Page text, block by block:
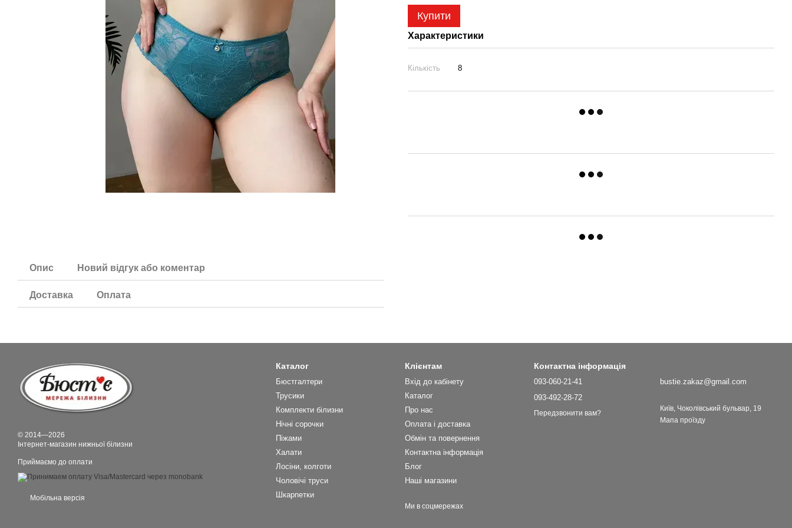
Опис Новий відгук або коментар
Доставка Оплата
Купити
Характеристики
Кількість 8
© 2014—2026
Інтернет-магазин нижньої білизни
Приймаємо до оплати
Мобільна версія
Каталог
Бюстгалтери
Трусики
Комплекти білизни
Нічні сорочки
Піжами
Халати
Лосіни, колготи
Чоловічі труси
Шкарпетки
Клієнтам
Вхід до кабінету
Каталог
Про нас
Оплата і доставка
Обмін та повернення
Контактна інформація
Блог
Наші магазини
Ми в соцмережах
Контактна інформація
093-060-21-41
093-492-28-72
Передзвонити вам?
bustie.zakaz@gmail.com
Київ, Чоколівський бульвар, 19
Мапа проїзду